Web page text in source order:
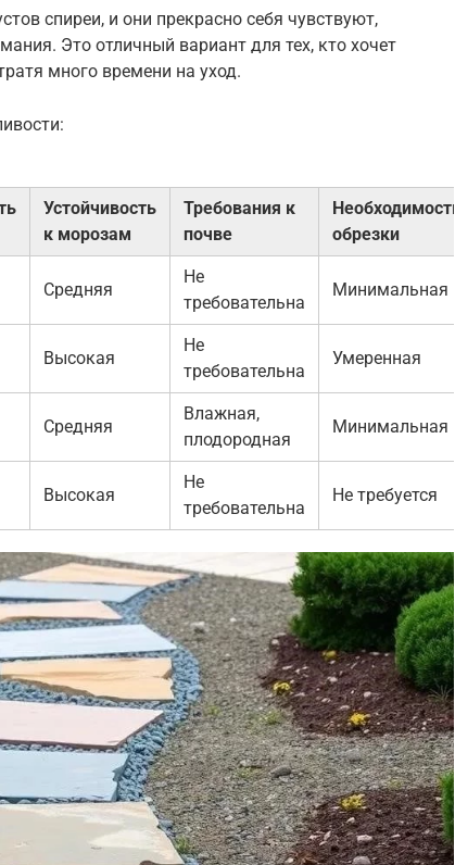
спиреи, и они прекрасно себя чувствуют,
Это отличный вариант для тех, кто хочет
много времени на уход.
Устойчивость
к морозам
Требования к
почве
Необходимость
обрезки
Средняя
Не
требовательна
Минимальная
Высокая
Не
требовательна
Умеренная
Средняя
Влажная,
плодородная
Минимальная
Высокая
Не
требовательна
Не требуется